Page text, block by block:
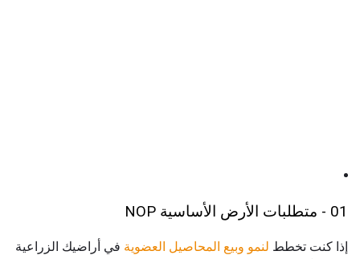
01 - متطلبات الأرض الأساسية NOP
إذا كنت تخطط لنمو وبيع المحاصيل العضوية في أراضيك الزراعية